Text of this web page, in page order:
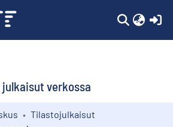
verkossa
Tilastojulkaisut